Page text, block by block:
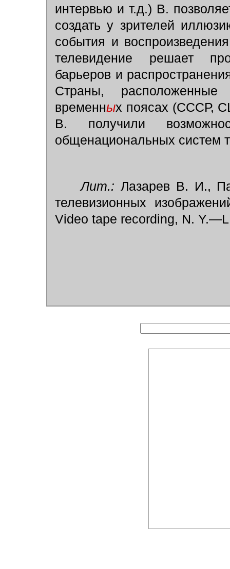
интервью и т.д.) В.
создать у зрителей
события и
телевидение решает
барьеров и
Страны,
временных поясах (СССР,
В. получили
общенациональных систем
Лит.: Лазарев В. И.,
телевизионных
Video tape recording, N.